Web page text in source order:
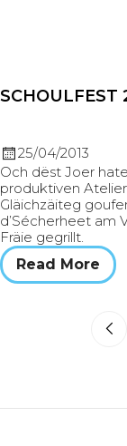
SCHOULFEST
25/04/2013
Och dëst Joer
produktiven
Gläichzäiteg
d’Sécherheet am
Fräie gegrillt.
Read More